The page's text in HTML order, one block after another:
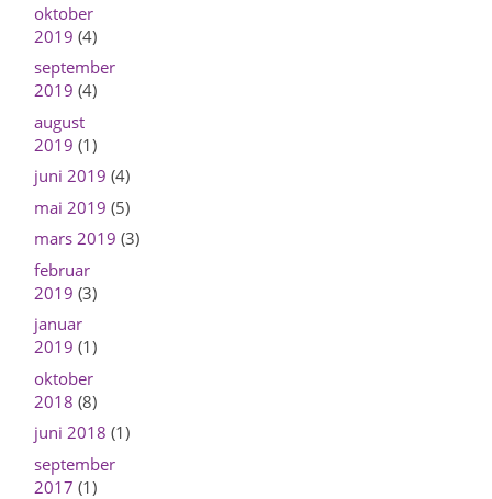
oktober
2019 (4)
september
2019 (4)
august
2019 (1)
juni 2019 (4)
mai 2019 (5)
mars 2019 (3)
februar
2019 (3)
januar
2019 (1)
oktober
2018 (8)
juni 2018 (1)
september
2017 (1)